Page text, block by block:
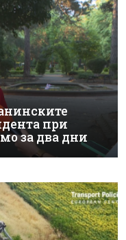
при
за два дни